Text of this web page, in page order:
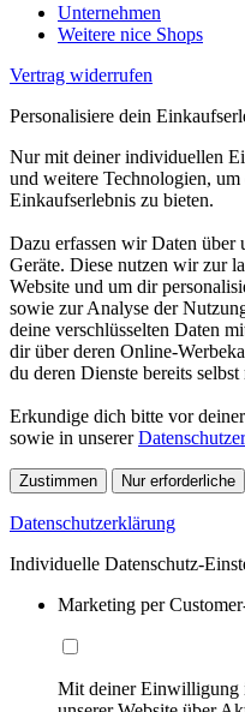
Unternehmen
Weitere nice Shops
Vertrag widerrufen
Personalisiere dein
Nur mit deiner individuellen
und weitere Technologien,
Einkaufserlebnis zu bieten.
Dazu erfassen wir Daten über
Geräte. Diese nutzen wir zur
Website und um dir
sowie zur Analyse der
deine verschlüsselten Daten
dir über deren Online-
du deren Dienste bereits selbst
Erkundige dich bitte vor
sowie in unserer
Zustimmen Nur erforderliche
Datenschutzerklärung
Individuelle Datenschutz-
Marketing per
Mit deiner Einwilligung